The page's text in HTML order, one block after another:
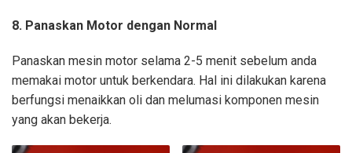
8. Panaskan Motor dengan Normal
Panaskan mesin motor selama 2-5 menit sebelum anda
memakai motor untuk berkendara. Hal ini dilakukan karena
berfungsi menaikkan oli dan melumasi komponen mesin
yang akan bekerja.